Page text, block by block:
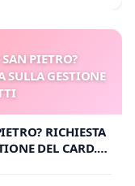
PIETRO?
SULLA GESTIONE
RICHIESTA
DEL CARD.